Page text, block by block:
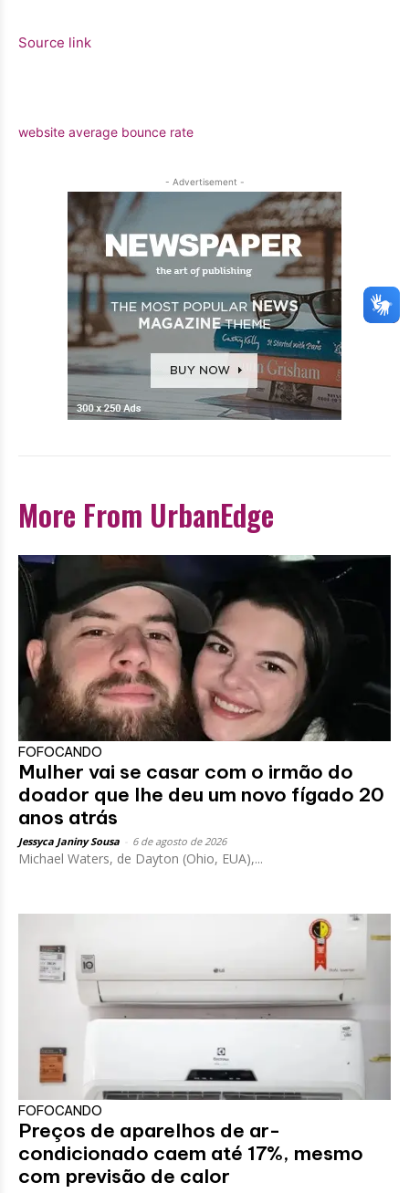
Source link
website average bounce rate
- Advertisement -
More From UrbanEdge
FOFOCANDO
Mulher vai se casar com o irmão do
doador que lhe deu um novo fígado 20
anos atrás
Jessyca Janiny Sousa 6 de agosto de 2026
Michael Waters, de Dayton (Ohio, EUA),...
FOFOCANDO
Preços de aparelhos de ar-
condicionado caem até 17%, mesmo
com previsão de calor